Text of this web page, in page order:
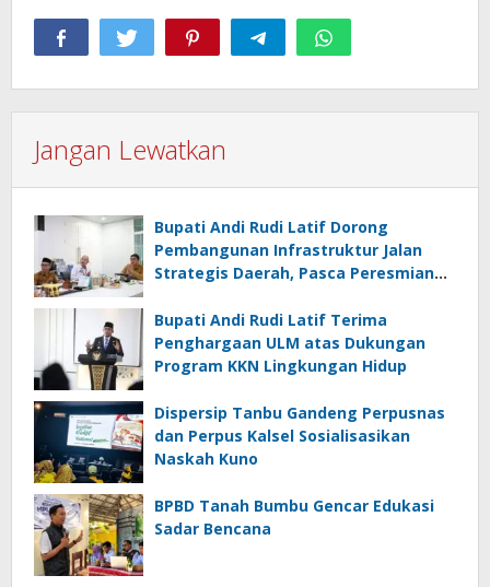
Jangan Lewatkan
Bupati Andi Rudi Latif Dorong
Pembangunan Infrastruktur Jalan
Strategis Daerah, Pasca Peresmian
Bupati Andi Rudi Latif Terima
Penghargaan ULM atas Dukungan
Program KKN Lingkungan Hidup
Dispersip Tanbu Gandeng Perpusnas
dan Perpus Kalsel Sosialisasikan
Naskah Kuno
BPBD Tanah Bumbu Gencar Edukasi
Sadar Bencana